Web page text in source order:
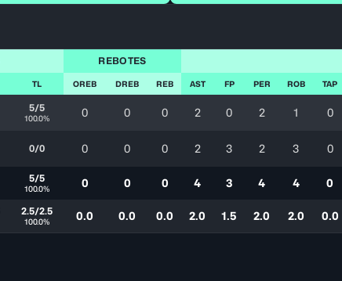
REBOTES
TL OREB DREB REB AST FP PER ROB TAP
5/5
100.0% 0 0 0 2 0 2 1 0
0/0 0 0 0 2 3 2 3 0
5/5
100.0% 0 0 0 4 3 4 4 0
2.5/2.5
100.0% 0.0 0.0 0.0 2.0 1.5 2.0 2.0 0.0